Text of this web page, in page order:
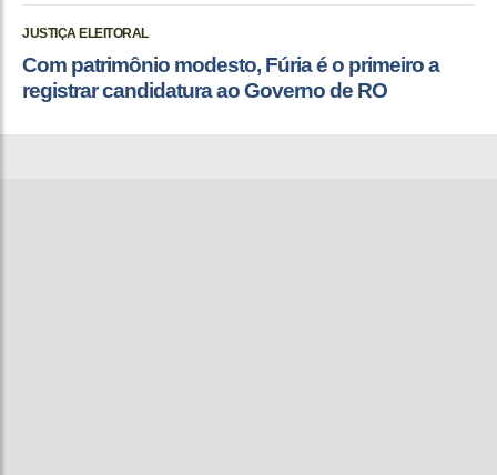
JUSTIÇA ELEITORAL
Com patrimônio modesto, Fúria é o primeiro a
registrar candidatura ao Governo de RO